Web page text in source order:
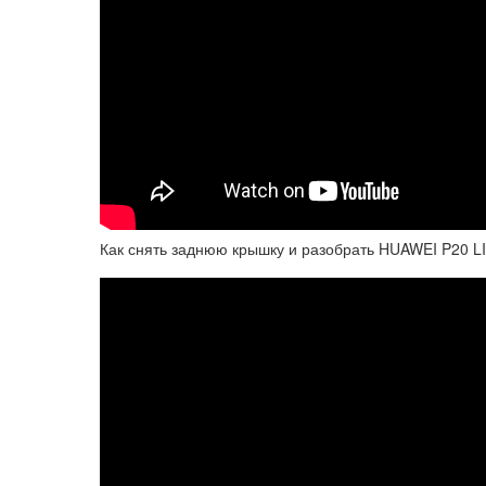
Как снять заднюю крышку и разобрать HUAWEI P20